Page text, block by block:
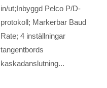
in/ut;Inbyggd Pelco P/D-
protokoll; Markerbar Baud
Rate; 4 inställningar
tangentbords
kaskadanslutning...